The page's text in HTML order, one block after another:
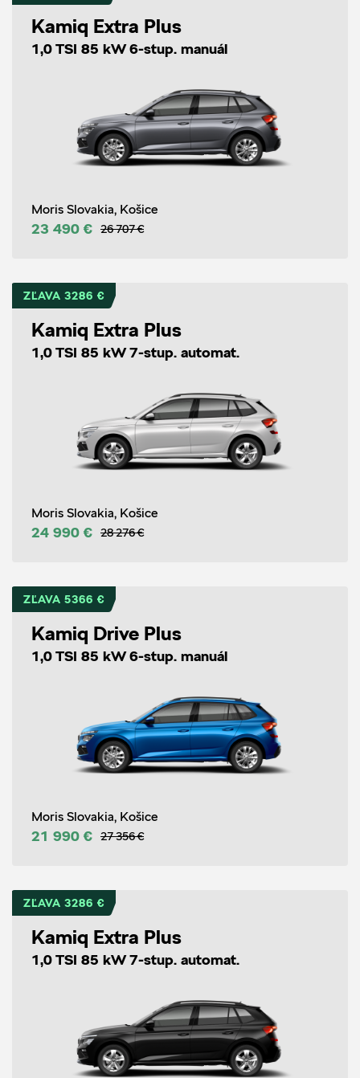
Kamiq Extra Plus
1,0 TSI 85 kW 6-stup. manuál
Moris Slovakia, Košice
23 490 € 26 707 €
ZĽAVA 3286 €
Kamiq Extra Plus
1,0 TSI 85 kW 7-stup. automat.
Moris Slovakia, Košice
24 990 € 28 276 €
ZĽAVA 5366 €
Kamiq Drive Plus
1,0 TSI 85 kW 6-stup. manuál
Moris Slovakia, Košice
21 990 € 27 356 €
ZĽAVA 3286 €
Kamiq Extra Plus
1,0 TSI 85 kW 7-stup. automat.